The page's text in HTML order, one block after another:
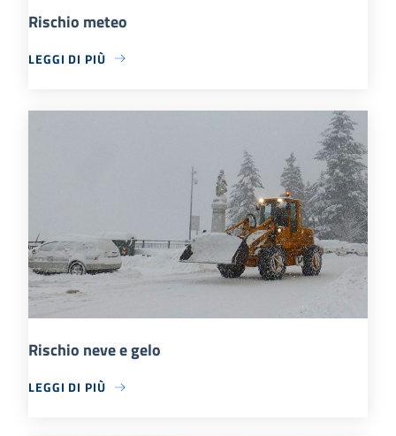
Rischio meteo
LEGGI DI PIÙ
Rischio neve e gelo
LEGGI DI PIÙ